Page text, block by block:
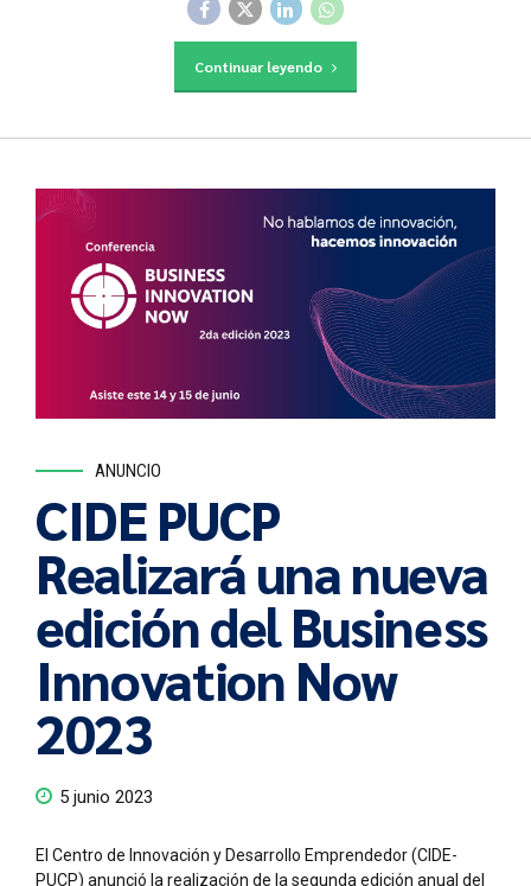
Continuar leyendo
ANUNCIO
CIDE PUCP
Realizará una nueva
edición del Business
Innovation Now
2023
5 junio 2023
El Centro de Innovación y Desarrollo Emprendedor (CIDE-
PUCP) anunció la realización de la segunda edición anual del